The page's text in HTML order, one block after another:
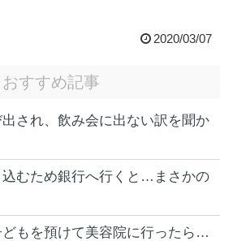
2020/03/07
おすすめ記事
され、飲み会に出ない訳を聞か
むため銀行へ行くと…まさかの
もを預けて美容院に行ったら…